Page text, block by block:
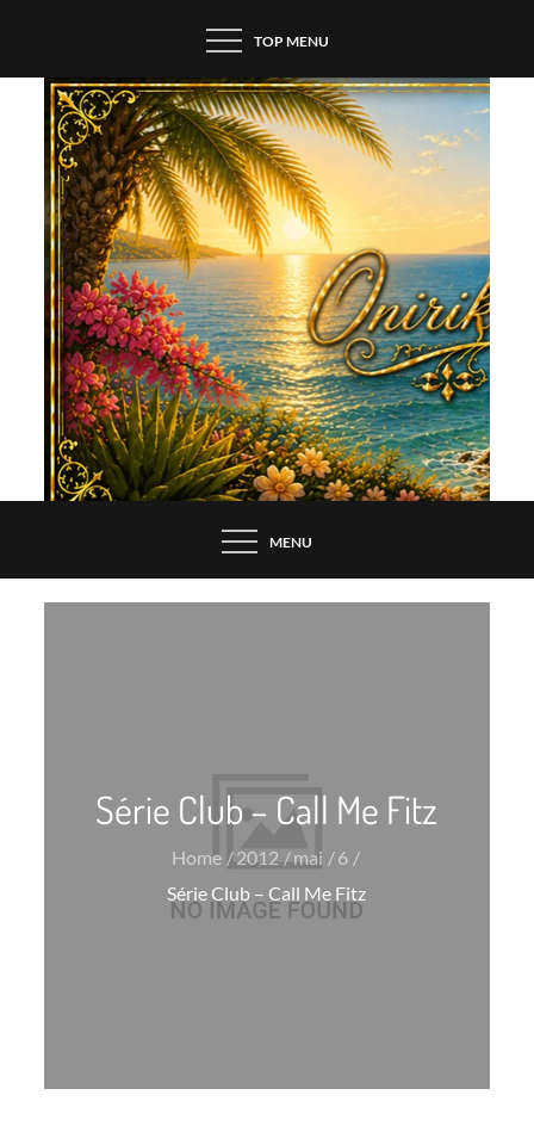
content
TOP MENU
MENU
Série Club – Call Me Fitz
Home 2012 mai
6
Série Club – Call Me Fitz